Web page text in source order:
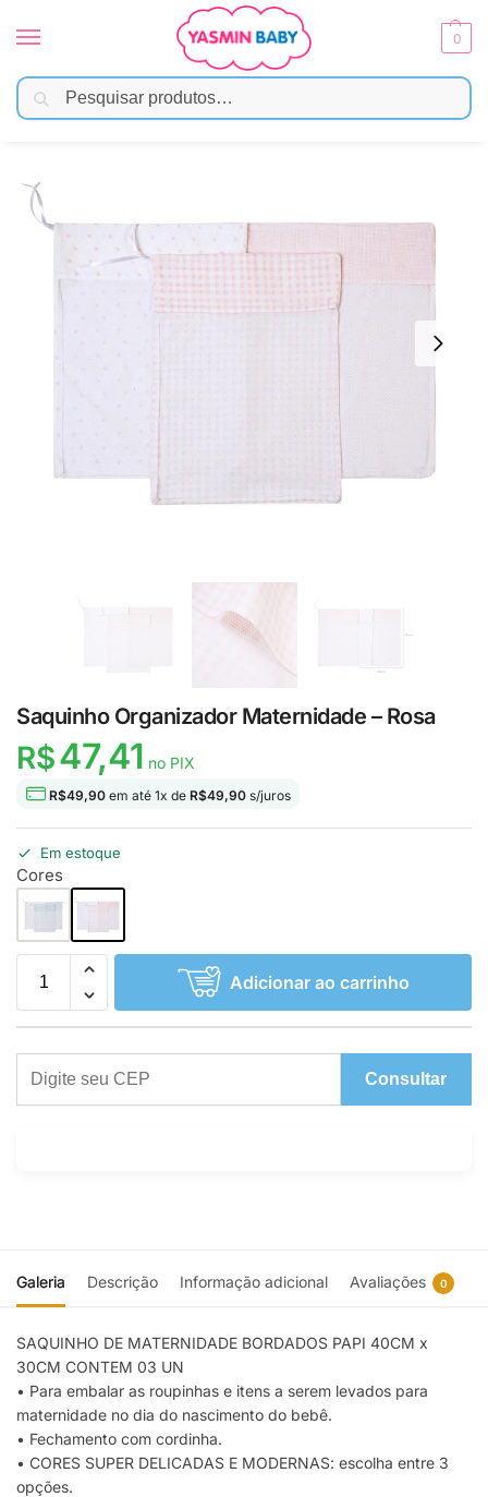
0
Início Enxoval / Acessórios / Saquinho Organizador Maternidade – Rosa
Saquinho Organizador Maternidade – Rosa
R$47,41 no PIX
R$49,90 em até 1x de R$49,90 s/juros
Em estoque
Cores
Adicionar ao carrinho
Consultar
Galeria Descrição Informação adicional Avaliações 0
SAQUINHO DE MATERNIDADE BORDADOS PAPI 40CM x
30CM CONTEM 03 UN
• Para embalar as roupinhas e itens a serem levados para
maternidade no dia do nascimento do bebê.
• Fechamento com cordinha.
• CORES SUPER DELICADAS E MODERNAS: escolha entre 3
opções.